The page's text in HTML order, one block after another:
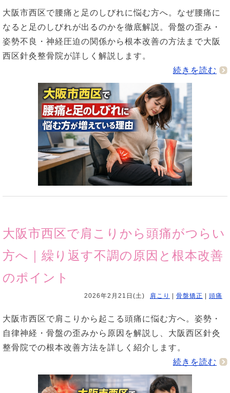
大阪市西区で腰痛と足のしびれに悩む方へ。なぜ腰痛に
なると足のしびれが出るのかを徹底解説。骨盤の歪み・
姿勢不良・神経圧迫の関係から根本改善の方法まで大阪
西区針灸整骨院が詳しく解説します。
続きを読む
大阪市西区で肩こりから頭痛がつらい
方へ｜繰り返す不調の原因と根本改善
のポイント
2026年2月21日(土) 肩こり 骨盤矯正 頭痛
大阪市西区で肩こりから起こる頭痛に悩む方へ。姿勢・
自律神経・骨盤の歪みから原因を解説し、大阪西区針灸
整骨院での根本改善方法を詳しく紹介します。
続きを読む